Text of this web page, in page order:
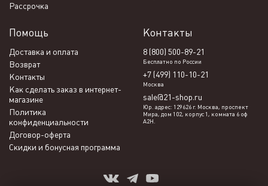
Рассрочка
Помощь
Доставка и оплата
Возврат
Контакты
Как сделать заказ в интернет-
магазине
Политика
конфиденциальности
Договор-оферта
Скидки и бонусная программа
Контакты
8 (800) 500-89-21
Бесплатно по России
+7 (499) 110-10-21
Москва
sale@21-shop.ru
Юр. адрес: 129626 г. Москва, проспект
Мира, дом 102, корпус 1, комната 6 оф
А2Н.